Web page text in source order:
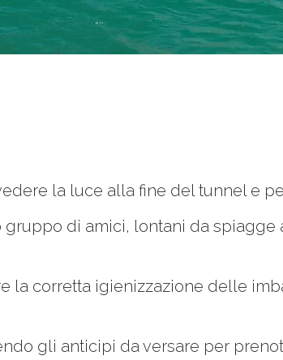
la luce alla fine del tunnel e
di amici, lontani da
la corretta igienizzazione delle
gli anticipi da versare per